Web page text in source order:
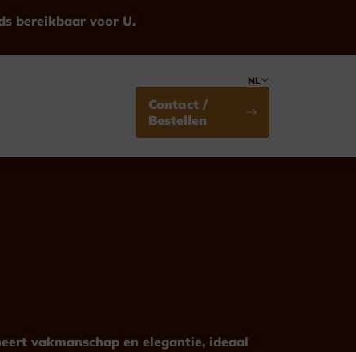
bereikbaar voor U.
Standaard
NL
Contact /
Bestellen
vakmanschap en elegantie, ideaal